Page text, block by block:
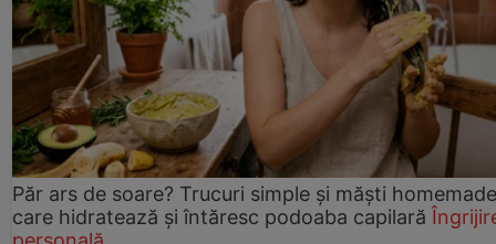
Păr ars de soare? Trucuri simple și măști homemade
care hidratează și întăresc podoaba capilară